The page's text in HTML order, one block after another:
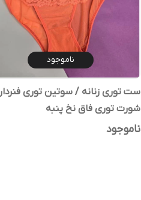
ناموجود
ست توری زنانه / سوتین توری فنردار
شورت توری فاق نخ پنبه
ناموجود